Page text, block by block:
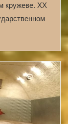
кружеве. XX